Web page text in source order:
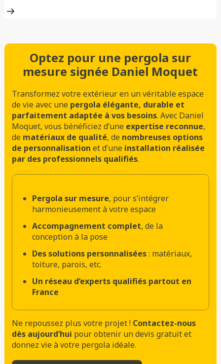
Optez pour une pergola sur
mesure signée Daniel Moquet
Transformez votre extérieur en un véritable espace
de vie avec une pergola élégante, durable et
parfaitement adaptée à vos besoins. Avec Daniel
Moquet, vous bénéficiez d’une expertise reconnue,
de matériaux de qualité, de nombreuses options
de personnalisation et d’une installation réalisée
par des professionnels qualifiés.
Pergola sur mesure, pour s’intégrer
harmonieusement à votre espace
Accompagnement complet, de la
conception à la pose
Des solutions personnalisées: matériaux,
toiture, parois, etc.
Un réseau d’experts qualifiés partout en
France
Ne repoussez plus votre projet ! Contactez-nous
dès aujourd’hui pour obtenir un devis gratuit et
donnez vie à votre pergola idéale.